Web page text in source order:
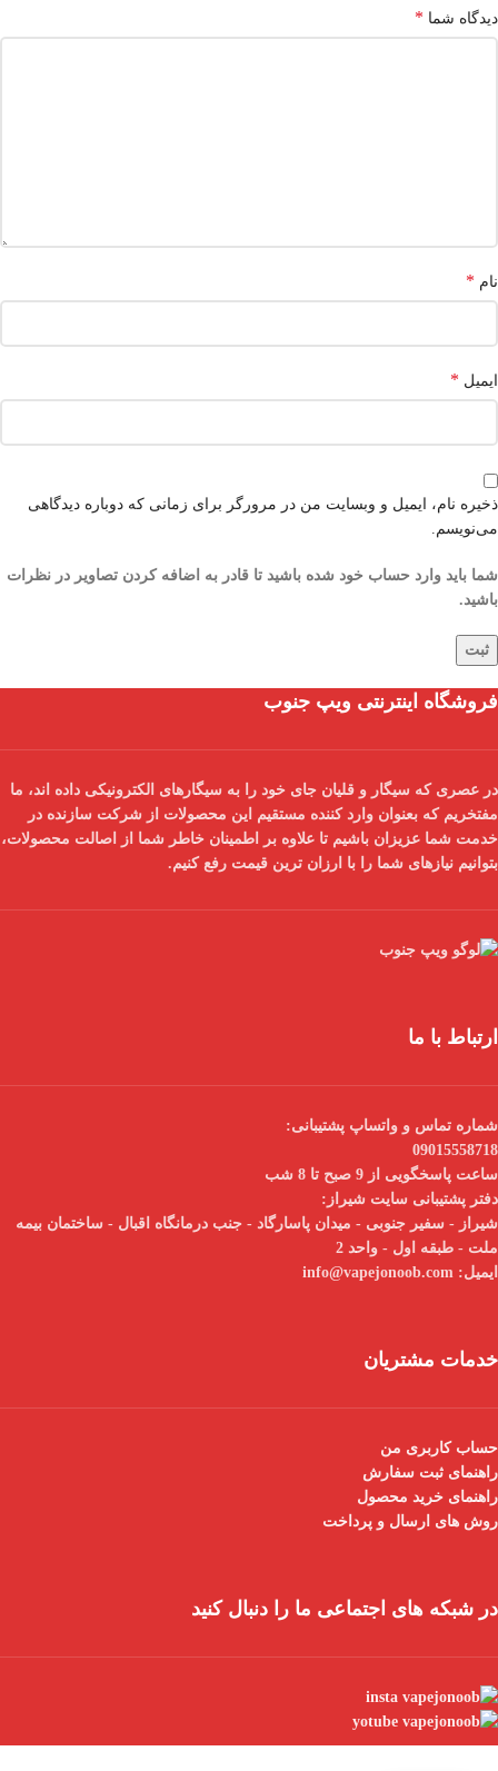
دیدگاه شما *
نام *
ایمیل *
ذخیره نام، ایمیل و وبسایت من در مرورگر برای زمانی که دوباره دیدگاهی
می‌نویسم.
شما باید وارد حساب خود شده باشید تا قادر به اضافه کردن تصاویر در نظرات
باشید.
فروشگاه اینترنتی ویپ جنوب
در عصری که سیگار و قلیان جای خود را به سیگارهای الکترونیکی داده اند، ما
مفتخریم که بعنوان وارد کننده مستقیم این محصولات از شرکت سازنده در
خدمت شما عزیزان باشیم تا علاوه بر اطمینان خاطر شما از
اصالت محصولات،
بتوانیم نیازهای شما را با ارزان ترین قیمت رفع کنیم.
ارتباط با ما
شماره تماس و واتساپ پشتیبانی:
09015558718
ساعت پاسخگویی از 9 صبح تا 8 شب
دفتر پشتیبانی سایت شیراز:
شیراز - سفیر جنوبی - میدان پاسارگاد - جنب درمانگاه اقبال - ساختمان بیمه
ملت - طبقه اول - واحد 2
ایمیل:
خدمات مشتریان
حساب کاربری من
راهنمای ثبت سفارش
راهنمای خرید محصول
روش های ارسال و پرداخت
در شبکه های اجتماعی ما را دنبال کنید